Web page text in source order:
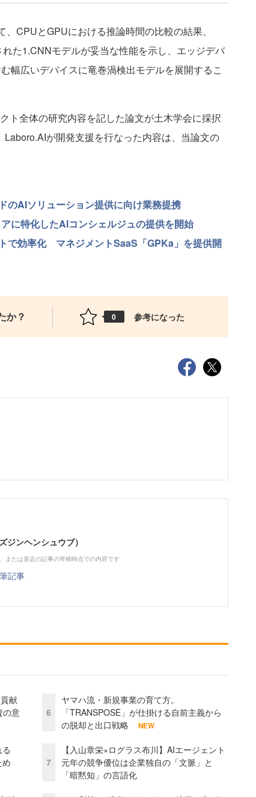
CPUとGPUにおける推論時間の比較の結果、
た1.CNNモデルが妥当な性能を示し、エッジデバ
幅広いデバイスに竜巻渦検出モデルを展開するこ
ト全体の研究内容を記した論文が土木学会に採択
が開発支援を行なった内容は、当論文の
のAIソリューション提供に向け業務提携
に特化したAIコンシェルジュの提供を開始
で効率化 マネジメントSaaS「GPKa」を提供開
か？ 0 参考になった
ジンヘンシュウブ）
または直近の記事の寄稿時点での内容です
記事
献
の意
6
ヤマハ流・新規事業の育て方。
「TRANSPOSE」が仕掛ける自前主義から
の脱却と出口戦略
NEW
7
【入山章栄×ログラス布川】AIエージェント
元年の競争優位は企業独自の「文脈」と
「暗黙知」の言語化